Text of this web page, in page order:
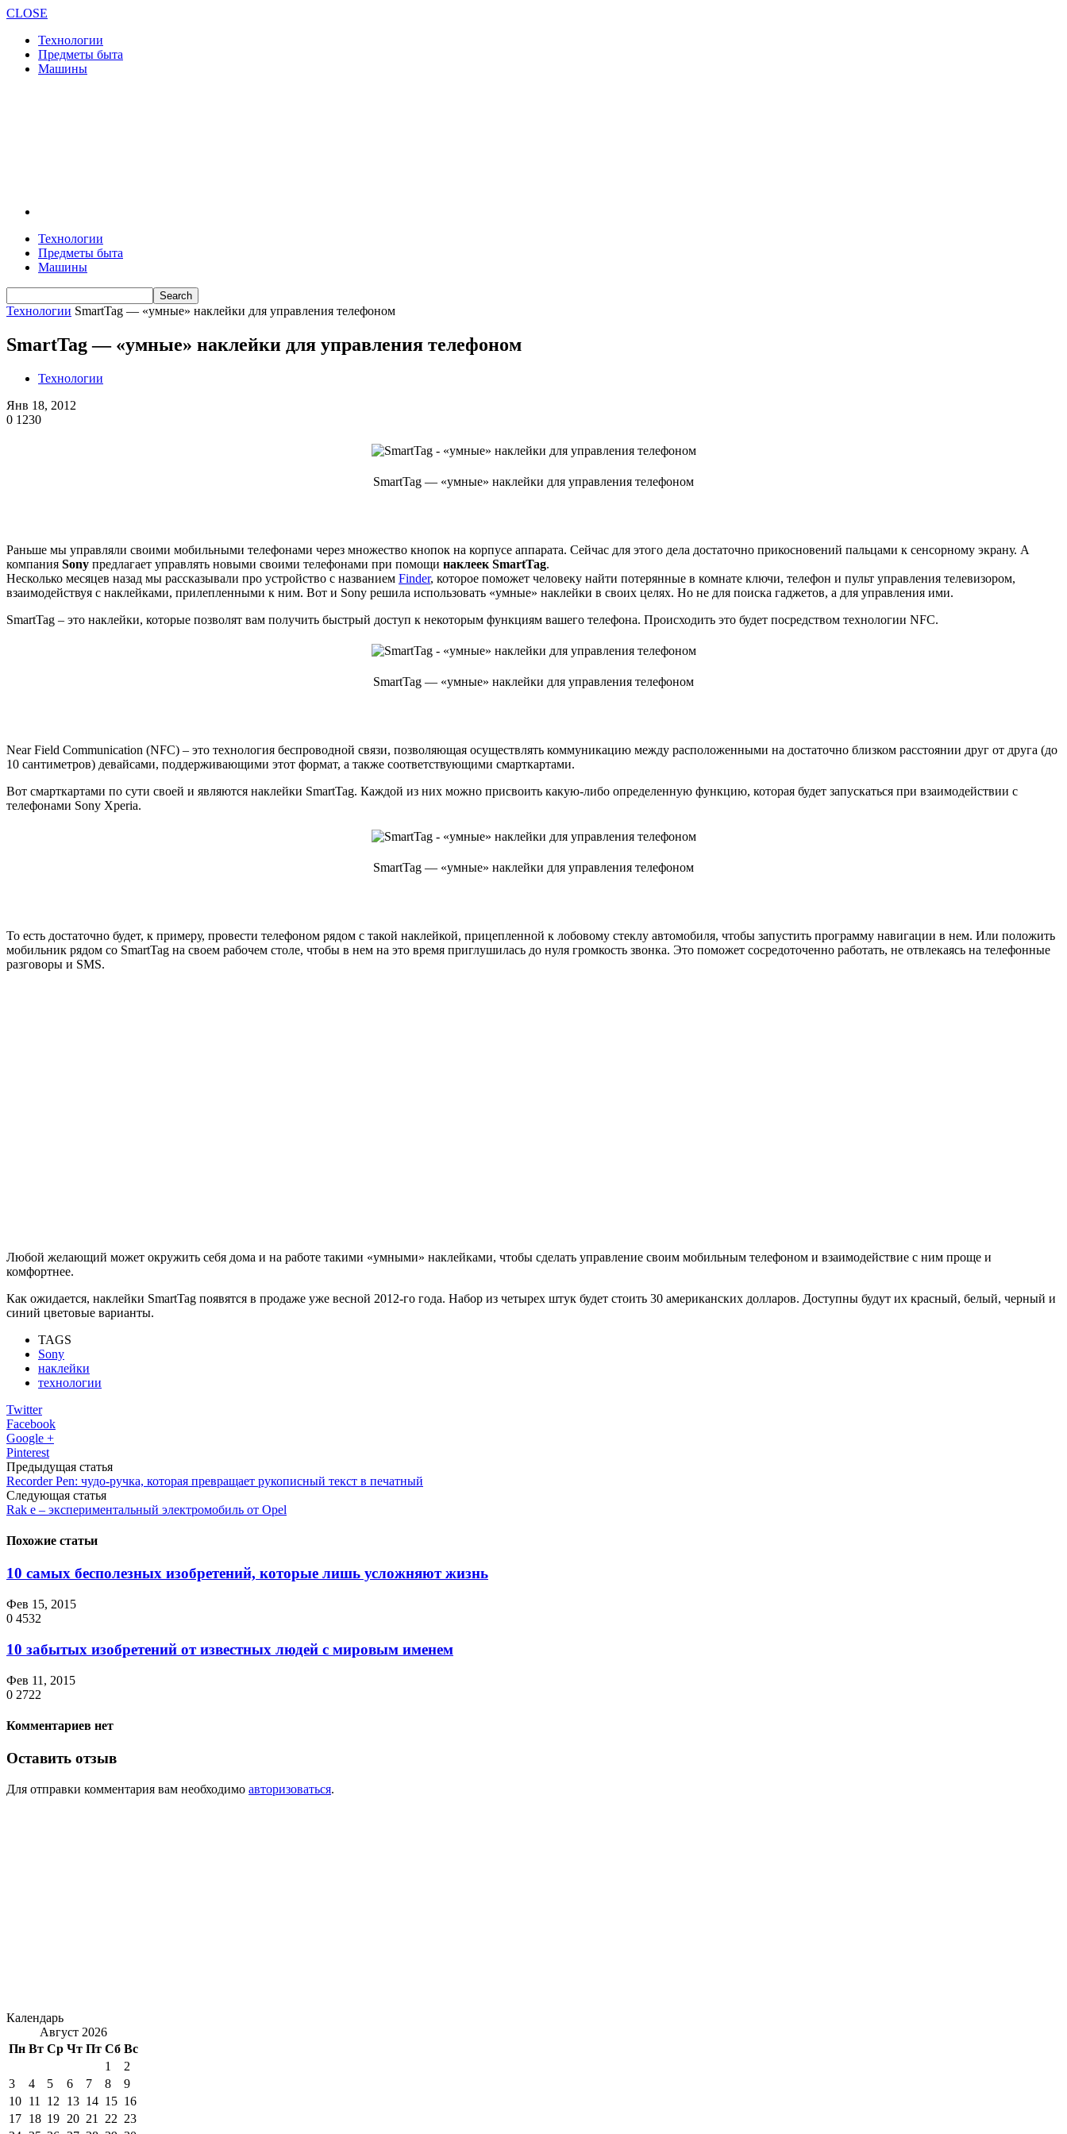
CLOSE
Технологии
Предметы быта
Машины
Технологии
Предметы быта
Машины
Технологии SmartTag — «умные» наклейки для управления телефоном
SmartTag — «умные» наклейки для управления телефоном
Технологии
Янв 18, 2012
0 1230
SmartTag — «умные» наклейки для управления телефоном
Раньше мы управляли своими мобильными телефонами через множество кнопок на корпусе аппарата. Сейчас для этого дела достаточно прикосновений пальцами к сенсорному экрану. А
компания Sony предлагает управлять новыми своими телефонами при помощи наклеек SmartTag.
Несколько месяцев назад мы рассказывали про устройство с названием Finder, которое поможет человеку найти потерянные в комнате ключи, телефон и пульт управления телевизором,
взаимодействуя с наклейками, прилепленными к ним. Вот и Sony решила использовать «умные» наклейки в своих целях. Но не для поиска гаджетов, а для управления ими.
SmartTag – это наклейки, которые позволят вам получить быстрый доступ к некоторым функциям вашего телефона. Происходить это будет посредством технологии NFC.
SmartTag — «умные» наклейки для управления телефоном
Near Field Communication (NFC) – это технология беспроводной связи, позволяющая осуществлять коммуникацию между расположенными на достаточно близком расстоянии друг от друга (до
10 сантиметров) девайсами, поддерживающими этот формат, а также соответствующими смарткартами.
Вот смарткартами по сути своей и являются наклейки SmartTag. Каждой из них можно присвоить какую-либо определенную функцию, которая будет запускаться при взаимодействии с
телефонами Sony Xperia.
SmartTag — «умные» наклейки для управления телефоном
То есть достаточно будет, к примеру, провести телефоном рядом с такой наклейкой, прицепленной к лобовому стеклу автомобиля, чтобы запустить программу навигации в нем. Или положить
мобильник рядом со SmartTag на своем рабочем столе, чтобы в нем на это время приглушилась до нуля громкость звонка. Это поможет сосредоточенно работать, не отвлекаясь на телефонные
разговоры и SMS.
Любой желающий может окружить себя дома и на работе такими «умными» наклейками, чтобы сделать управление своим мобильным телефоном и взаимодействие с ним проще и
комфортнее.
Как ожидается, наклейки SmartTag появятся в продаже уже весной 2012-го года. Набор из четырех штук будет стоить 30 американских долларов. Доступны будут их красный, белый, черный и
синий цветовые варианты.
TAGS
Sony
наклейки
технологии
Twitter
Facebook
Google +
Pinterest
Предыдущая статья
Recorder Pen: чудо-ручка, которая превращает рукописный текст в печатный
Следующая статья
Rak e – экспериментальный электромобиль от Opel
Похожие статьи
10 самых бесполезных изобретений, которые лишь усложняют жизнь
Фев 15, 2015
0 4532
10 забытых изобретений от известных людей с мировым именем
Фев 11, 2015
0 2722
Комментариев нет
Оставить отзыв
Для отправки комментария вам необходимо авторизоваться.
Календарь
Август 2026
Пн Вт Ср Чт Пт Сб Вс
1
2
3
4 5 6 7 8
9
10 11 12 13 14 15 16
17 18 19 20 21 22 23